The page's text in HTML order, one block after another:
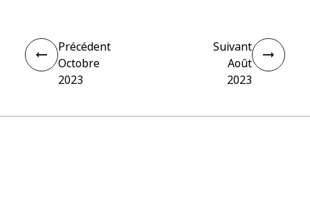
Précédent
Octobre
2023
Suivant
Août
2023